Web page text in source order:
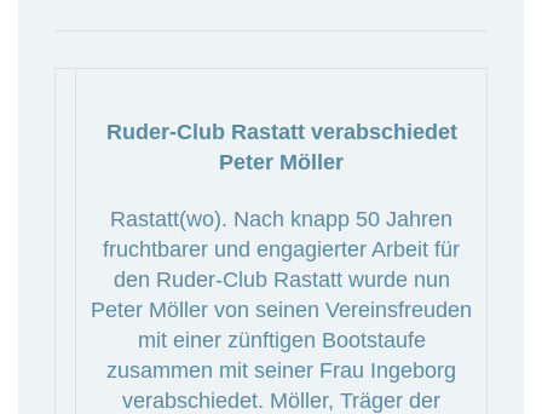
Ruder-Club Rastatt verabschiedet
Peter Möller
Rastatt(wo). Nach knapp 50 Jahren
fruchtbarer und engagierter Arbeit für
den Ruder-Club Rastatt wurde nun
Peter Möller von seinen Vereinsfreuden
mit einer zünftigen Bootstaufe
zusammen mit seiner Frau Ingeborg
verabschiedet. Möller, Träger der